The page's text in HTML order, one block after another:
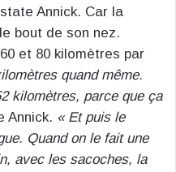
Annick. Car la
bout de son nez.
et 80 kilomètres par
quand même.
kilomètres, parce que ça
Annick. « Et puis le
Quand on le fait une
avec les sacoches, la